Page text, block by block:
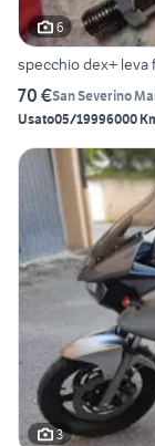
6
specchio
70 €San Severino
Usato05/19996000
3